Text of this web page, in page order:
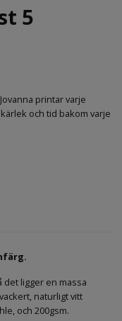
5
printar varje
och tid bakom varje
det ligger en massa
naturligt vitt
och 200gsm.